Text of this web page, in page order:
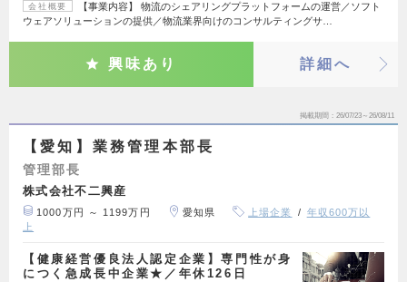
会社概要
【事業内容】 物流のシェアリングプラットフォームの運営／ソフト
ウェアソリューションの提供／物流業界向けのコンサルティングサ…
興味あり 詳細へ
掲載期間 26/07/23～26/08/11
【愛知】業務管理本部長
管理部長
株式会社不二興産
1000万円 ～ 1199万円 愛知県 上場企業
年収600万以
上
【健康経営優良法人認定企業】専門性が身
につく急成長中企業★／年休126日